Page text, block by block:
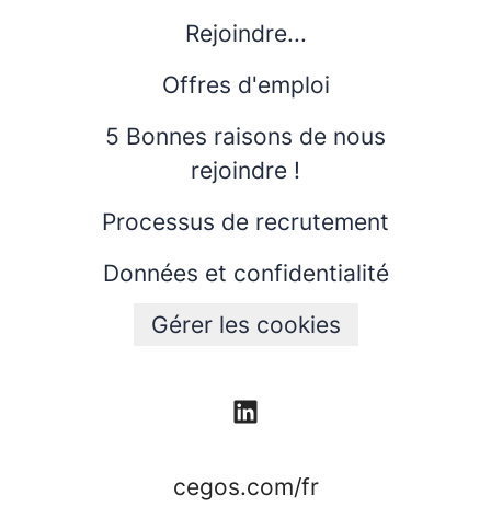
Rejoindre...
Offres d'emploi
5 Bonnes raisons de nous
rejoindre !
Processus de recrutement
Données et confidentialité
Gérer les cookies
cegos.com/fr